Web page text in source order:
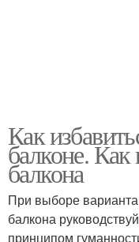
Как
балконе. Как
балкона
При выборе
балкона
принципом